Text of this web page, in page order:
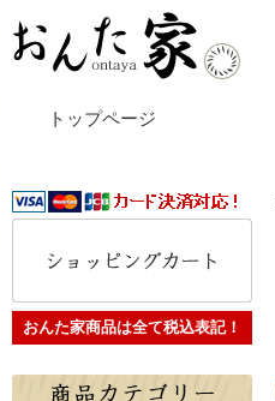
トップページ
おんた家商品は全て税込表記！